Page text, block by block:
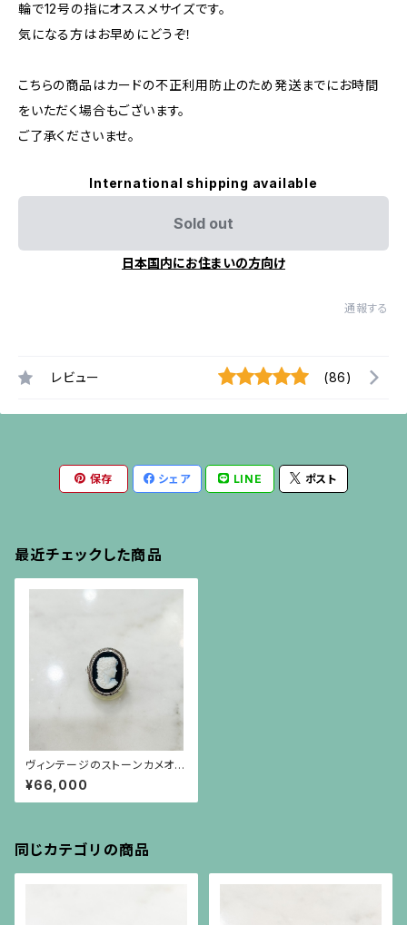
輪で12号の指にオススメサイズです。
気になる方はお早めにどうぞ！
こちらの商品はカードの不正利用防止のため発送までにお時間
をいただく場合もございます。
ご了承くださいませ。
International shipping available
Sold out
日本国内にお住まいの方向け
通報する
レビュー (86)
保存 シェア LINE ポスト
最近チェックした商品
ヴィンテージのストーンカメオ、
サファイアのシルバーリング（サ
イズ直し不可）
¥66,000
同じカテゴリの商品